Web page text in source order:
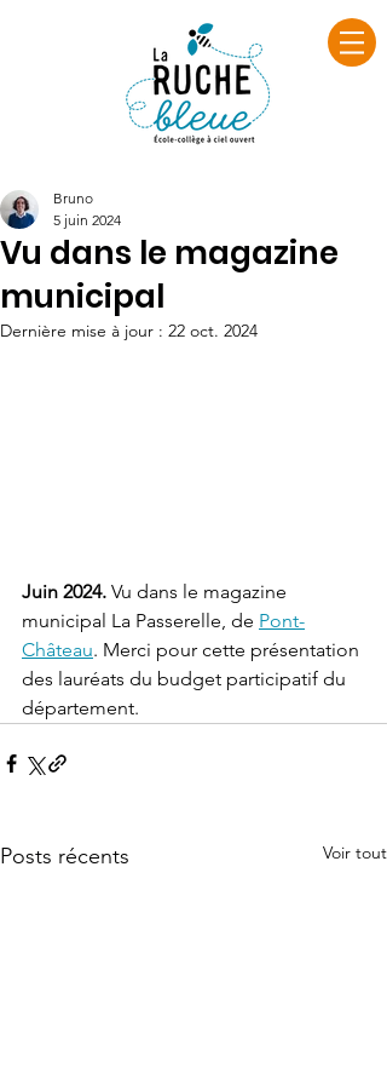
Vu dans le magazine
municipal
Bruno
5 juin 2024
Dernière mise à jour : 22 oct. 2024
Juin 2024. Vu dans le magazine
municipal La Passerelle, de Pont-
Château. Merci pour cette présentation
des lauréats du budget participatif du
département.
Posts récents Voir tout